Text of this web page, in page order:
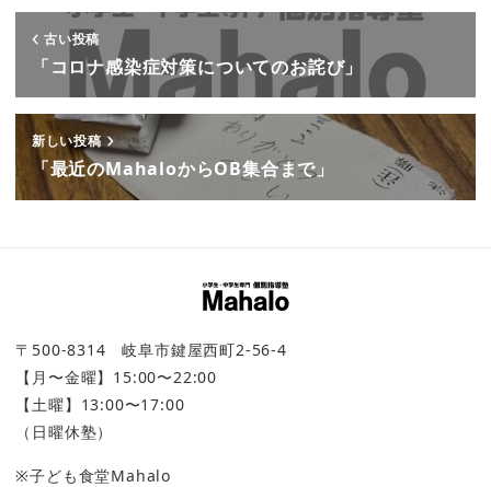
古い投稿
「コロナ感染症対策についてのお詫び」
新しい投稿
「最近のMahaloからOB集合まで」
〒500-8314 岐阜市鍵屋西町2-56-4
【月〜金曜】15:00〜22:00
【土曜】13:00〜17:00
（日曜休塾）
※子ども食堂Mahalo